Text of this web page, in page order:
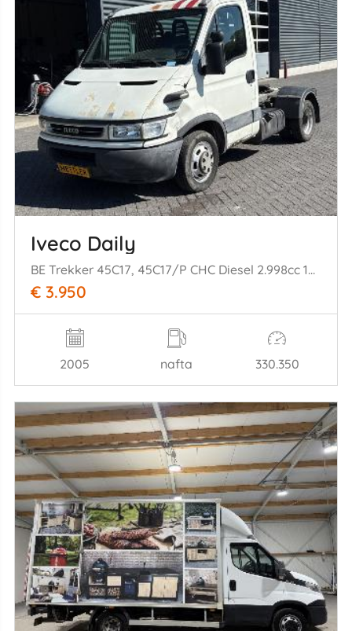
Iveco Daily
BE Trekker 45C17, 45C17/P CHC Diesel 2.998cc 125kW (170pk) RWD
€ 3.950
2005 nafta 330.350